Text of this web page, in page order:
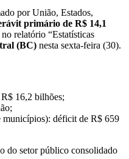
por União, Estados,
primário de R$ 14,1
relatório “Estatísticas
(BC) nesta sexta-feira (30).
16,2 bilhões;
municípios): déficit de R$ 659
do setor público consolidado